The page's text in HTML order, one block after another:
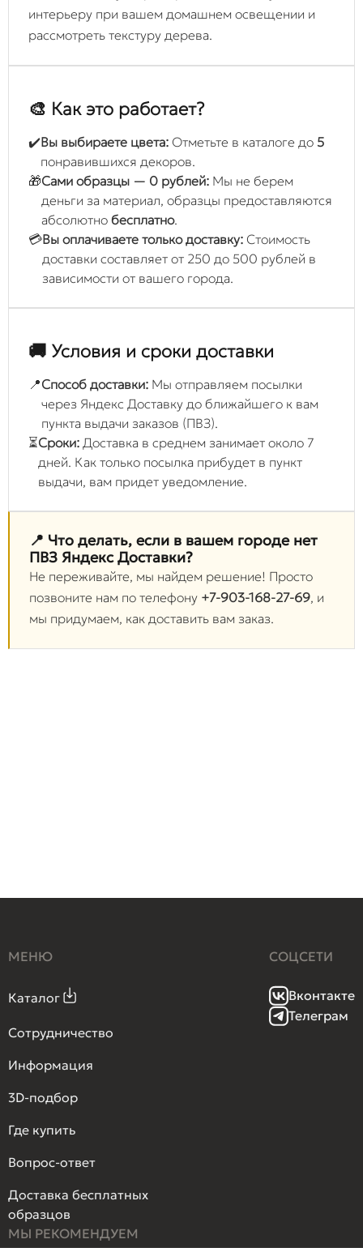
интерьеру при вашем домашнем освещении и
рассмотреть текстуру дерева.
🎨 Как это работает?
✔️Вы выбираете цвета: Отметьте в каталоге до 5
понравившихся декоров.
🎁Сами образцы — 0 рублей: Мы не берем
деньги за материал, образцы предоставляются
абсолютно бесплатно.
💳Вы оплачиваете только доставку: Стоимость
доставки составляет от 250 до 500 рублей в
зависимости от вашего города.
🚚 Условия и сроки доставки
📍Способ доставки: Мы отправляем посылки
через Яндекс Доставку до ближайшего к вам
пункта выдачи заказов (ПВЗ).
⏳Сроки: Доставка в среднем занимает около 7
дней. Как только посылка прибудет в пункт
выдачи, вам придет уведомление.
📍 Что делать, если в вашем городе нет
ПВЗ Яндекс Доставки?
Не переживайте, мы найдем решение! Просто
позвоните нам по телефону +7-903-168-27-69, и
мы придумаем, как доставить вам заказ.
МЕНЮ
Каталог
Сотрудничество
Информация
3D-подбор
Где купить
Вопрос-ответ
Доставка бесплатных
образцов
СОЦСЕТИ
Вконтакте
Телеграм
МЫ РЕКОМЕНДУЕМ